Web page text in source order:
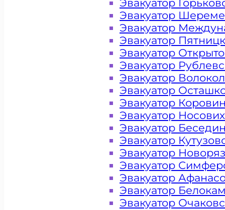
Цена от 4000 рублей
Эвакуатор
Эвакуатор
Эвакуатор
Эвакуатор
Эвакуатор
Эвакуатор
Эвакуатор
Эвакуатор
Эвакуатор
Эвакуатор
Эвакуатор
Эвакуатор
Эвакуатор
Эвакуатор
Эвакуатор
Эвакуатор
Эвакуатор